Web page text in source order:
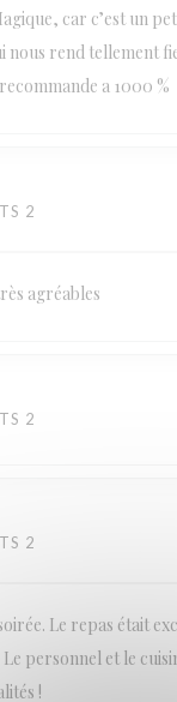
car c’est un
nous rend tellement
a 1000 %
2
agréables
2
2
Le repas était
personnel et le
!